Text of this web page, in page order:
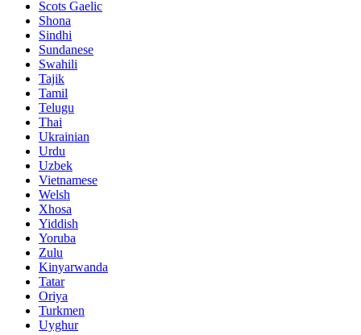
Scots Gaelic
Shona
Sindhi
Sundanese
Swahili
Tajik
Tamil
Telugu
Thai
Ukrainian
Urdu
Uzbek
Vietnamese
Welsh
Xhosa
Yiddish
Yoruba
Zulu
Kinyarwanda
Tatar
Oriya
Turkmen
Uyghur